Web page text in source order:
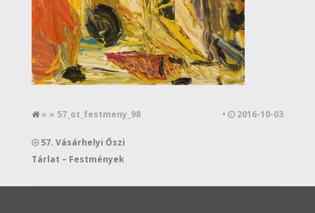
» » 57_ot_festmeny_98 • 2016-10-03
57. Vásárhelyi Őszi
Tárlat – Festmények